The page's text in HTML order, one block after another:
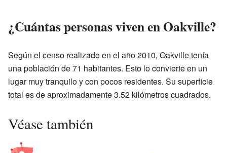
¿Cuántas personas viven en Oakville?
Según el censo realizado en el año 2010, Oakville tenía
una población de 71 habitantes. Esto lo convierte en un
lugar muy tranquilo y con pocos residentes. Su superficie
total es de aproximadamente 3.52 kilómetros cuadrados.
Véase también